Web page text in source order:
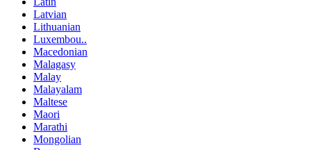
Latvian
Lithuanian
Luxembou..
Macedonian
Malagasy
Malay
Malayalam
Maltese
Maori
Marathi
Mongolian